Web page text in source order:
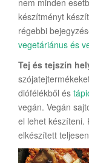
készítményt
régebbi
vegetáriánus és
Tej és tejszín
diófélékből és
vegán. Vegán
el lehet készíteni.
elkészített